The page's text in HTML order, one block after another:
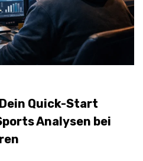
Quick-Start
Analysen bei